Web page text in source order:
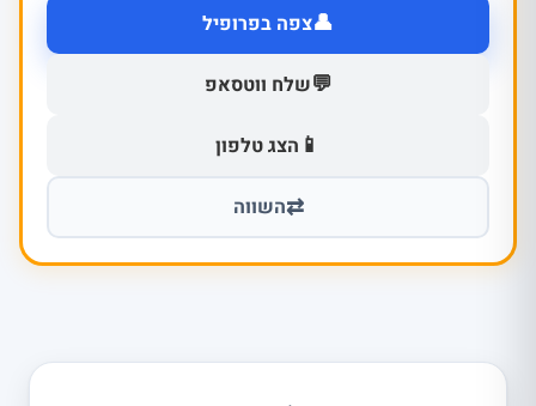
👤צפה בפרופיל
💬שלח ווטסאפ
📱 הצג טלפון
⇄השווה